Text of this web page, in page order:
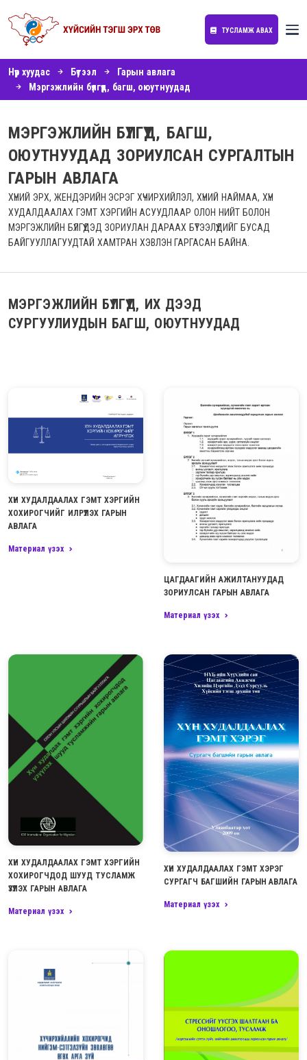
ТУСЛАМЖ АВАХ
Нүүр хуудас Бүтээл
Гарын авлага
Мэргэжлийн бүлгүүд, багш, оюутнуудад
МЭРГЭЖЛИЙН БҮЛГҮҮД, БАГШ,
ОЮУТНУУДАД ЗОРИУЛСАН СУРГАЛТЫН
ГАРЫН АВЛАГА
ХҮНИЙ ЭРХ, ЖЕНДЭРИЙН ЭСРЭГ ХҮЧИРХИЙЛЭЛ, ХҮНИЙ НАЙМАА, ХҮН
ХУДАЛДААЛАХ ГЭМТ ХЭРГИЙН АСУУДЛААР ОЛОН НИЙТ БОЛОН
МЭРГЭЖЛИЙН БҮЛГҮҮДЭД ЗОРИУЛАН ДАРААХ БҮТЭЭЛҮҮДИЙГ БУСАД
БАЙГУУЛЛАГУУДТАЙ ХАМТРАН ХЭВЛЭН ГАРГАСАН БАЙНА.
МЭРГЭЖЛИЙН БҮЛГҮҮД, ИХ ДЭЭД
СУРГУУЛИУДЫН БАГШ, ОЮУТНУУДАД
ХҮН ХУДАЛДААЛАХ ГЭМТ ХЭРГИЙН
ХОХИРОГЧИЙГ ИЛРҮҮЛЭХ ГАРЫН
АВЛАГА
Материал үзэх
ЦАГДААГИЙН АЖИЛТАНУУДАД
ЗОРИУЛСАН ГАРЫН АВЛАГА
Материал үзэх
ХҮН ХУДАЛДААЛАХ ГЭМТ ХЭРГИЙН
ХОХИРОГЧДОД ШУУД ТУСЛАМЖ
ҮЗҮҮЛЭХ ГАРЫН АВЛАГА
Материал үзэх
ХҮН ХУДАЛДААЛАХ ГЭМТ ХЭРЭГ
СУРГАГЧ БАГШИЙН ГАРЫН АВЛАГА
Материал үзэх